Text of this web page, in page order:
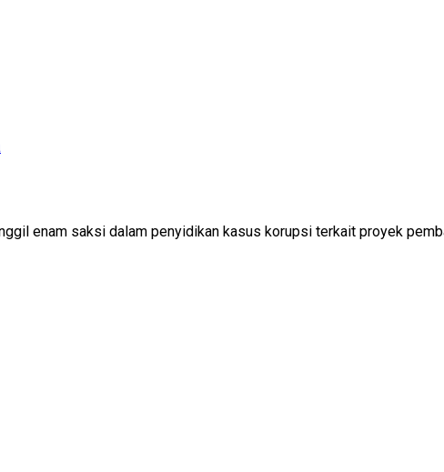
enam saksi dalam penyidikan kasus korupsi terkait proyek